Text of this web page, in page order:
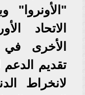
"الأونروا"
الاتحاد
الأخرى في
تقديم الدعم
لانخراط